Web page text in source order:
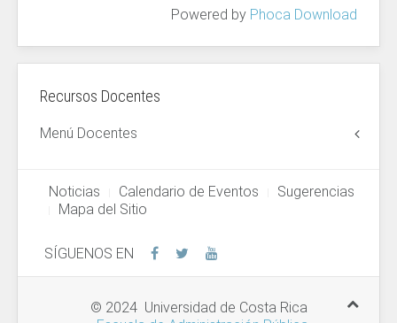
Powered by Phoca Download
Recursos Docentes
Menú Docentes
Noticias Calendario de Eventos
Sugerencias
Mapa del Sitio
SÍGUENOS EN
© 2024 Universidad de Costa Rica